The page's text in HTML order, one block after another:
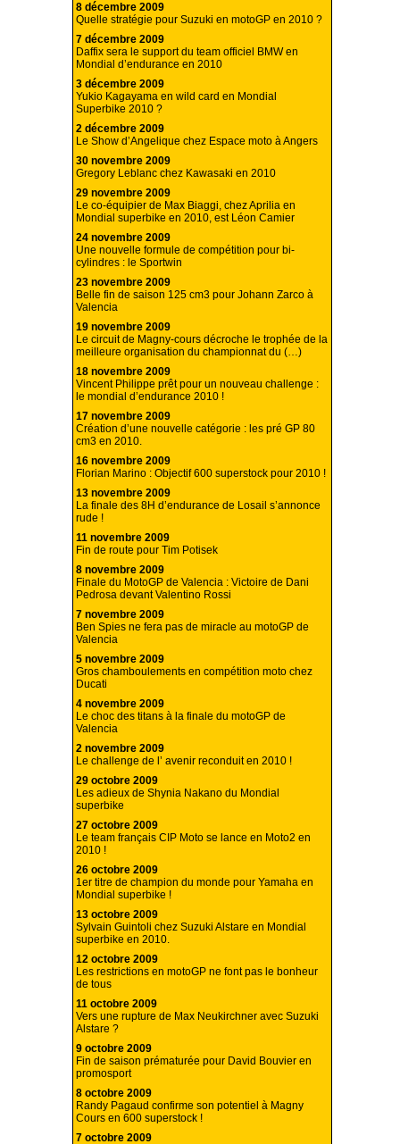
8 décembre 2009
Quelle stratégie pour Suzuki en motoGP en 2010 ?
7 décembre 2009
Daffix sera le support du team officiel BMW en
Mondial d’endurance en 2010
3 décembre 2009
Yukio Kagayama en wild card en Mondial
Superbike 2010 ?
2 décembre 2009
Le Show d’Angelique chez Espace moto à Angers
30 novembre 2009
Gregory Leblanc chez Kawasaki en 2010
29 novembre 2009
Le co-équipier de Max Biaggi, chez Aprilia en
Mondial superbike en 2010, est Léon Camier
24 novembre 2009
Une nouvelle formule de compétition pour bi-
cylindres : le Sportwin
23 novembre 2009
Belle fin de saison 125 cm3 pour Johann Zarco à
Valencia
19 novembre 2009
Le circuit de Magny-cours décroche le trophée de la
meilleure organisation du championnat du (…)
18 novembre 2009
Vincent Philippe prêt pour un nouveau challenge :
le mondial d’endurance 2010 !
17 novembre 2009
Création d’une nouvelle catégorie : les pré GP 80
cm3 en 2010.
16 novembre 2009
Florian Marino : Objectif 600 superstock pour 2010 !
13 novembre 2009
La finale des 8H d’endurance de Losail s’annonce
rude !
11 novembre 2009
Fin de route pour Tim Potisek
8 novembre 2009
Finale du MotoGP de Valencia : Victoire de Dani
Pedrosa devant Valentino Rossi
7 novembre 2009
Ben Spies ne fera pas de miracle au motoGP de
Valencia
5 novembre 2009
Gros chamboulements en compétition moto chez
Ducati
4 novembre 2009
Le choc des titans à la finale du motoGP de
Valencia
2 novembre 2009
Le challenge de l’ avenir reconduit en 2010 !
29 octobre 2009
Les adieux de Shynia Nakano du Mondial
superbike
27 octobre 2009
Le team français CIP Moto se lance en Moto2 en
2010 !
26 octobre 2009
1er titre de champion du monde pour Yamaha en
Mondial superbike !
13 octobre 2009
Sylvain Guintoli chez Suzuki Alstare en Mondial
superbike en 2010.
12 octobre 2009
Les restrictions en motoGP ne font pas le bonheur
de tous
11 octobre 2009
Vers une rupture de Max Neukirchner avec Suzuki
Alstare ?
9 octobre 2009
Fin de saison prématurée pour David Bouvier en
promosport
8 octobre 2009
Randy Pagaud confirme son potentiel à Magny
Cours en 600 superstock !
7 octobre 2009